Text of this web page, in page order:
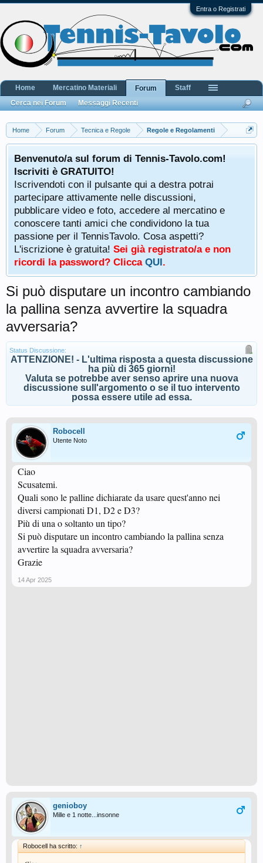
Entra o Registrati
Home Forum Tecnica e Regole Regole e Regolamenti
Benvenuto/a sul forum di Tennis-Tavolo.com!
Iscriviti è GRATUITO!
Iscrivendoti con il pulsante qui a destra potrai
partecipare attivamente nelle discussioni,
pubblicare video e foto, accedere al mercatino e
conoscere tanti amici che condividono la tua
passione per il TennisTavolo. Cosa aspetti?
L'iscrizione è gratuita! Sei già registrato/a e non
ricordi la password? Clicca QUI.
Si può disputare un incontro cambiando
la pallina senza avvertire la squadra
avversaria?
Status Discussione:
ATTENZIONE! - L'ultima risposta a questa discussione
ha più di 365 giorni!
Valuta se potrebbe aver senso aprire una nuova
discussione sull'argomento o se il tuo intervento
possa essere utile ad essa.
Robocell
Utente Noto
Ciao
Scusatemi.
Quali sono le palline dichiarate da usare quest'anno nei
diversi campionati D1, D2 e D3?
Più di una o soltanto un tipo?
Si può disputare un incontro cambiando la pallina senza
avvertire la squadra avversaria?
Grazie
14 Apr 2025
genioboy
Mille e 1 notte...insonne
Robocell ha scritto: ↑
Home Mercatino Materiali
Forum
Cerca nei Forum
Messaggi Recenti
Staff